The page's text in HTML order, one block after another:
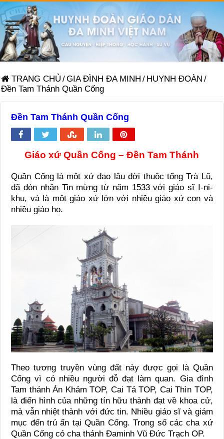
TRANG CHỦ /GIA ĐÌNH ĐA MINH / HUYNH ĐOÀN /
Đền Tam Thánh Quần Cống
Đền Tam Thánh Quần Cống
Giáo xứ Quần Cống – Đền Tam Thánh
Quần Cống là một xứ đạo lâu đời thuộc tổng Trà Lũ,
đã đón nhận Tin mừng từ năm 1533 với giáo sĩ I-ni-
khu, và là một giáo xứ lớn với nhiều giáo xứ con và
nhiều giáo họ.
Theo tương truyền vùng đất này được gọi là Quần
Cống vì có nhiều người đỗ đạt làm quan. Gia đình
Tam thánh Án Khảm TOP, Cai Tả TOP, Cai Thìn TOP,
là điển hình của những tín hữu thành đạt về khoa cử,
mà vẫn nhiệt thành với đức tin. Nhiều giáo sĩ và giám
mục đến trú ẩn tại Quần Cống. Trong số các cha xứ
Quần Cống có cha thánh Đaminh Vũ Đức Trạch OP.